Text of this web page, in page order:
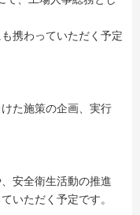
携わっていただく予定
た施策の企画、実行
安全衛生活動の推進
いただく予定です。